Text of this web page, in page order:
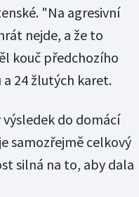
"Na agresivní
nejde, a že to
kouč předchozího
24 žlutých karet.
do domácí
samozřejmě celkový
silná na to, aby dala